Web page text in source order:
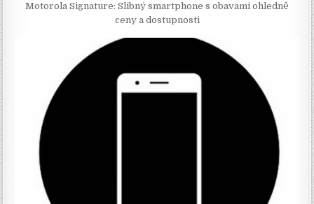
Motorola Signature: Slibný smartphone s obavami ohledně
ceny a dostupnosti